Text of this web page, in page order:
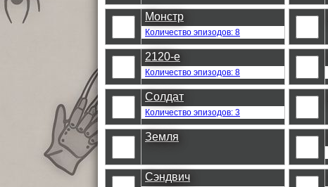
Монстр
Количество эпизодов: 8
2120-е
Количество эпизодов: 8
Солдат
Количество эпизодов: 3
Земля
Сэндвич